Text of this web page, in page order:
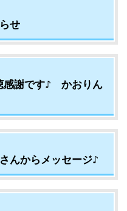
せ
感謝です♪ かおりん
からメッセージ♪